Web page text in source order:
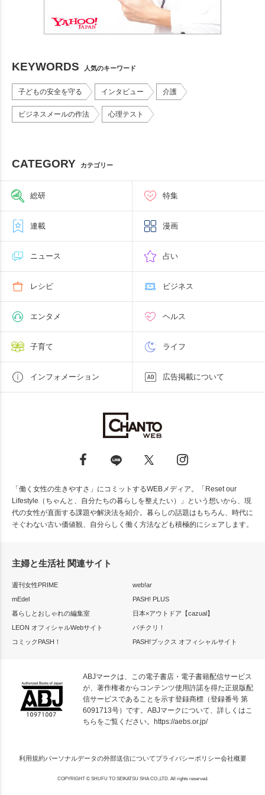
KEYWORDS 人気のキーワード
子どもの安全を守る インタビュー 介護
ビジネスメールの作法 心理テスト
CATEGORY カテゴリー
総研 特集
連載 漫画
ニュース 占い
レシピ ビジネス
エンタメ ヘルス
子育て ライフ
インフォメーション 広告掲載について
「働く女性の生きやすさ」にコミットするWEBメディア。「Reset our
Lifestyle（ちゃんと、自分たちの暮らしを整えたい）」という想いから、現
代の女性が直面する課題や解決法を紹介。暮らしの話題はもちろん、時代に
そぐわない古い価値観、自分らしく働く方法なども積極的にシェアします。
主婦と生活社 関連サイト
週刊女性PRIME
web!ar
mEdel
PASH! PLUS
暮らしとおしゃれの編集室
日本×アウトドア【cazual】
LEON オフィシャルWebサイト
パチクリ！
コミックPASH！
PASH!ブックス オフィシャルサイト
ABJマークは、この電子書店・電子書籍配信サービス
が、著作権者からコンテンツ使用許諾を得た正規版配
信サービスであることを示す登録商標（登録番号 第
6091713号）です。ABJマークについて、詳しくはこ
ちらをご覧ください。
https://aebs.or.jp/
利用規約パーソナルデータの外部送信についてプライバシーポリシー会社概要
COPYRIGHT © SHUFU TO SEIKATSU SHA CO.,LTD. All rights reserved.